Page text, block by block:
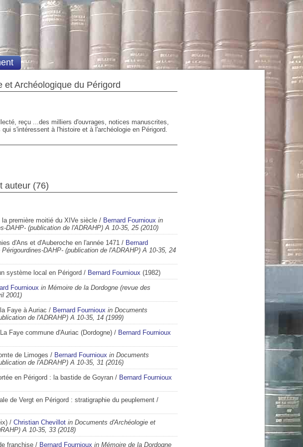
Archéologique du Périgord
reçu ...des milliers d'ouvrages, notices manuscrites,
s'intéressent à l'histoire et à l'archéologie en Périgord.
auteur (76)
première moitié du XIVe siècle / Bernard Fournioux in
DAHP- (publication de l'ADRAHP) A 10-35, 25 (2010)
d'Ans et d'Auberoche en l'année 1471 / Bernard
DAHP- (publication de l'ADRAHP) A 10-35, 24
système local en Périgord / Bernard Fournioux (1982)
Fournioux in Mémoire de la Dordogne (revue des
2001)
Faye à Auriac / Bernard Fournioux in Documents
de l'ADRAHP) A 10-35, 14 (1999)
Faye commune d'Auriac (Dordogne) / Bernard Fournioux
de Limoges / Bernard Fournioux in Documents
de l'ADRAHP) A 10-35, 31 (2016)
en Périgord : la bastide de Goyran / Bernard Fournioux
de Vergt en Périgord : stratigraphie du peuplement /
/ Christian Chevillot in Documents d'Archéologie et
A 10-35, 33 (2018)
franchise / Bernard Fournioux in Mémoire de la Dordogne